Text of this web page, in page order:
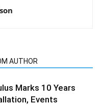
AUTHOR
Marks 10 Years
Events